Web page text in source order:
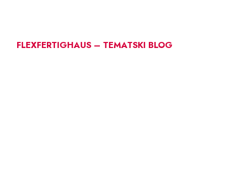
FLEXFERTIGHAUS – TEMATSKI BLOG